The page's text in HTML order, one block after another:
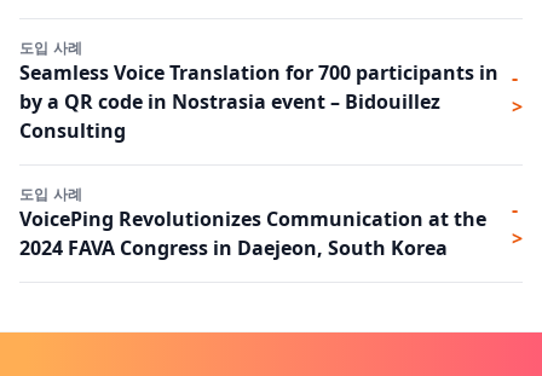
도입 사례
Seamless Voice Translation for 700 participants in
by a QR code in Nostrasia event – Bidouillez
Consulting
-
>
도입 사례
VoicePing Revolutionizes Communication at the
2024 FAVA Congress in Daejeon, South Korea
-
>